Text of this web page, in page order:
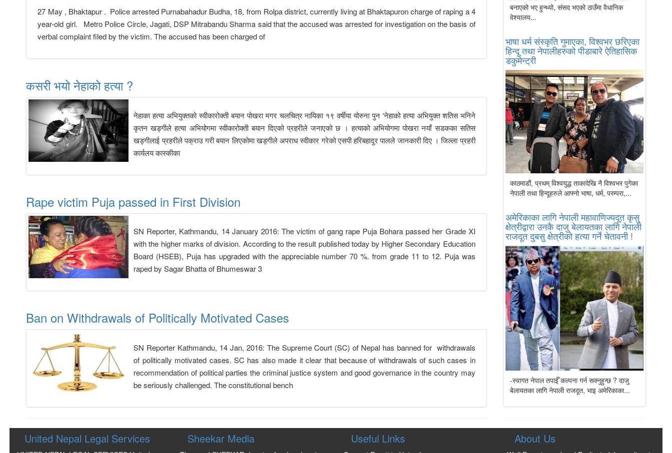
27 May , Bhaktapur . Police arrested Purnabahadur Budha, 18, from Rolpa district, currently living at Bhaktapuron charge of raping a 4
year-old girl. Metro Police Circle, Jagati, DSP Mitrabandu Sharma said that the accused was arrested for investigation on the basis of
verbal complaint filed by the victim. The accused has been charged of
कसरी भयो नेहाको हत्या ?
नेहाका हत्या अभियुक्तको स्वीकारोक्ती बयान पोखरा मगर चलचित्र नायिका १९ वर्षीया योरुना पुन ‘नेहाको हत्या अभियुक्त शतिस भनिने
कृतन खड्गीले हत्या अभियोगमा स्वीकारोक्ती बयान दिएको प्रहरीले जनाएको छ । हत्याको अभियोगमा पोखरा नयाँ सडकका सतिस
खड्गीलाई प्रहरीले पक्राउ गरी बयान लिएकोमा खड्गीले अपराध स्वीकार गरेको एसपी हरिबहादुर पालले जानकारी दिए । जिल्ला प्रहरी
कार्यलय कास्कीका
Rape victim Puja passed in First Division
SN Reporter, Kathmandu, 14 January 2016: The victim of gang rape Puja Bohara passed her Grade XI
with the higher marks of division. According to the result published today by Higher Secondary Education
Board (HSEB), Puja has upgraded with the appreciable number 70 %. from grade 11 to 12. Puja was
raped by Sagar Bhatta of Bhumeswar 3
Ban on Withdrawals of Politically Motivated Cases
SN Reporter Kathmandu, 14 Jan, 2016: The Supreme Court (SC) of Nepal has banned for withdrawals
of politically motivated cases. SC has also made it clear that because of withdrawals of such cases in
recommendation of political parties the criminal justice system and good governance in the country may
be seriously challenged. The constitutional bench
बनाएको भए हुन्थ्यो, संसद भएको ठाउँमा वैधानिक
वेश्यालय...
भाषा धर्म संस्कृति गुमाएका, विश्वभर छरिएका
हिन्दू तथा नेपालीहरुको पीडाबारे ऐतिहासिक
डकुमेन्ट्री
काठमाडौं, प्रथम् विश्वयुद्ध ताकादेखि नै विश्वभर पुगेका
नेपाली तथा हिन्दूहरुले आफ्नो भाषा, धर्म, परम्परा,...
अमेरिकाका लागि नेपाली महावाणिज्यदूत कृसु
क्षेत्रीद्वारा उनकै दाजु बेलायतका लागि नेपाली
राजदूत दुबसु क्षेत्रीको हत्या गर्ने चेतावनी !
-स्वागत नेपाल तपाईँ कल्पना गर्न सक्नुहुन्छ ? दाजु
बेलायतका लागि नेपाली राजदूत, भाइ अमेरिकाका...
United Nepal Legal Services Sheekar Media Useful Links About Us